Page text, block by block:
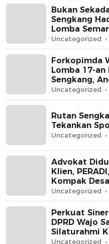
Bukan
Sengkang
Lomba
Uncategorized
Forkopimda
Lomba 17-an
Sengkang,
Krupuk
Uncategorized
Rutan
Tekankan
Uncategorized
Advokat
Klien,
Kompak
Dugaan
Uncategorized
Perkuat
DPRD Wajo
Silaturahmi
Uncategorized